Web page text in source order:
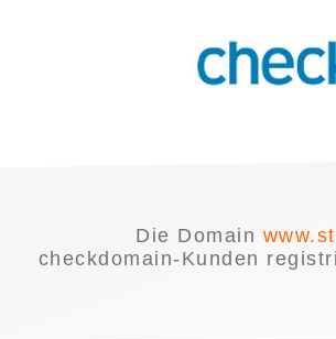
Die Domain
checkdomain-Kunden